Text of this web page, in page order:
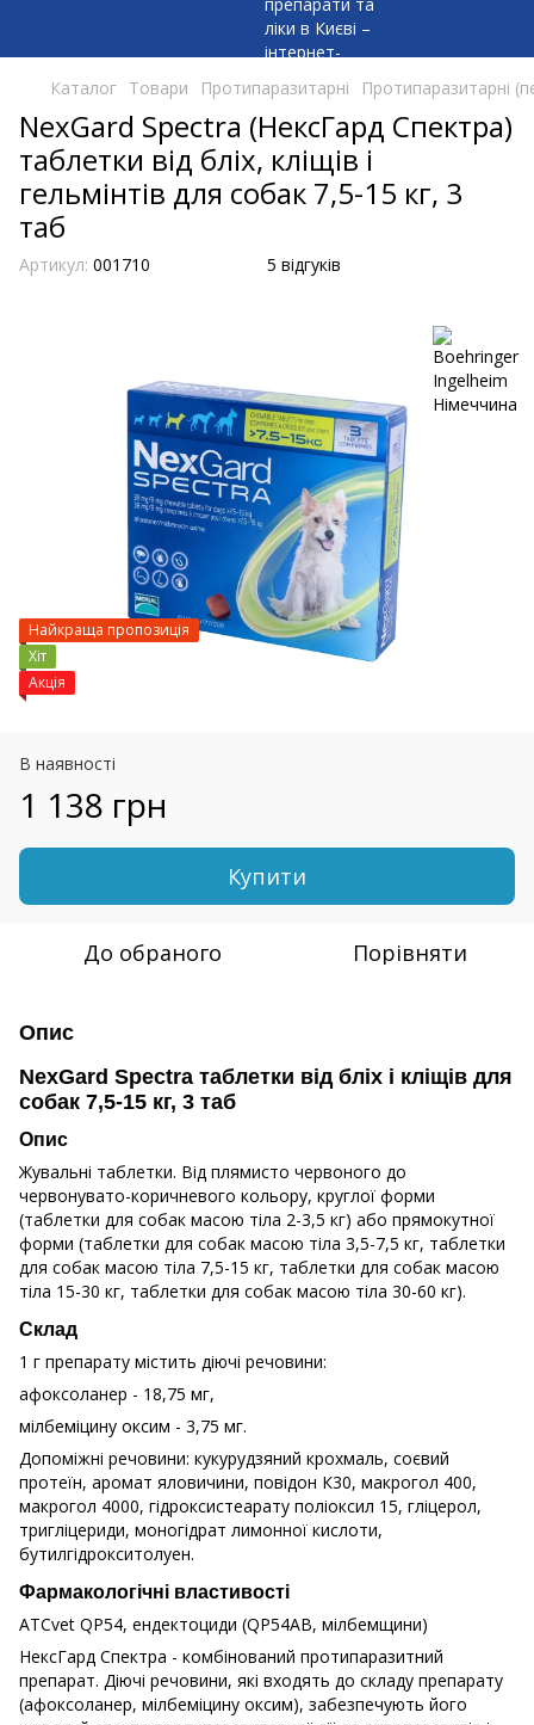
Каталог Товари Протипаразитарні Протипаразитарні
NexGard Spectra (НексГард Спектра)
таблетки від бліх, кліщів і
гельмінтів для собак 7,5-15 кг, 3
таб
Артикул: 001710 5 відгуків
Найкраща пропозиція
Хіт
Акція
В наявності
1 138 грн
Купити
До обраного Порівняти
Опис
NexGard Spectra таблетки від бліх і кліщів для
собак 7,5-15 кг, 3 таб
Опис
Жувальні таблетки. Від плямисто червоного до
червонувато-коричневого кольору, круглої форми
(таблетки для собак масою тіла 2-3,5 кг) або прямокутної
форми (таблетки для собак масою тіла 3,5-7,5 кг, таблетки
для собак масою тіла 7,5-15 кг, таблетки для собак масою
тіла 15-30 кг, таблетки для собак масою тіла 30-60 кг).
Склад
1 г препарату містить діючі речовини:
афоксоланер - 18,75 мг,
мілбеміцину оксим - 3,75 мг.
Допоміжні речовини: кукурудзяний крохмаль, соєвий
протеїн, аромат яловичини, повідон К30, макрогол 400,
макрогол 4000, гідроксистеарату поліоксил 15, гліцерол,
тригліцериди, моногідрат лимонної кислоти,
бутилгідрокситолуен.
Фармакологічні властивості
ATCvet QP54, ендектоциди (QP54AB, мілбемщини)
НексГард Спектра - комбінований протипаразитний
препарат. Діючі речовини, які входять до складу препарату
(афоксоланер, мілбеміцину оксим), забезпечують його